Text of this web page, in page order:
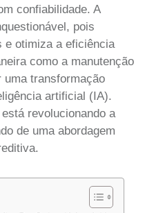
confiabilidade. A
pois
e otimiza a eficiência
como a manutenção
uma transformação
artificial (IA).
revolucionando a
de uma abordagem